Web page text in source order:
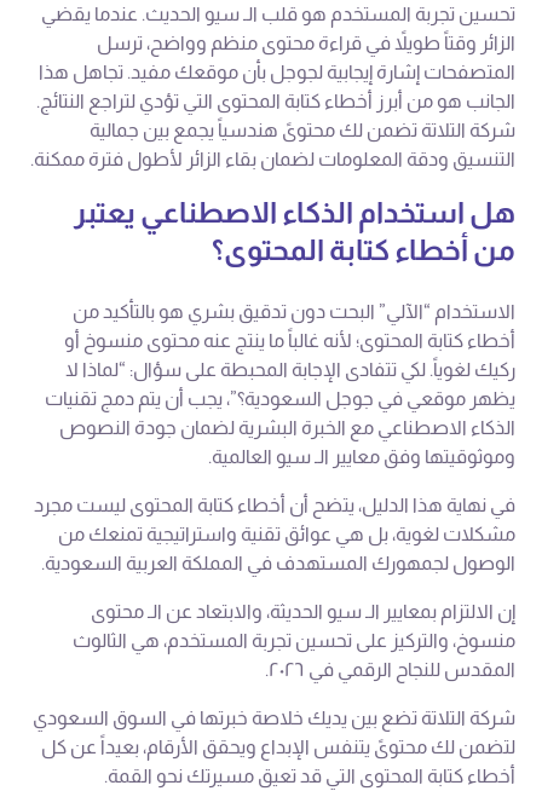
تحسين تجربة المستخدم هو قلب الـ سيو الحديث. عندما يقضي
الزائر وقتاً طويلاً في قراءة محتوى منظم وواضح، ترسل
المتصفحات إشارة إيجابية لجوجل بأن موقعك مفيد. تجاهل هذا
الجانب هو من أبرز أخطاء كتابة المحتوى التي تؤدي لتراجع النتائج.
شركة التلاتة تضمن لك محتوىً هندسياً يجمع بين جمالية
التنسيق ودقة المعلومات لضمان بقاء الزائر لأطول فترة ممكنة.
هل استخدام الذكاء الاصطناعي يعتبر
من أخطاء كتابة المحتوى؟
الاستخدام “الآلي” البحت دون تدقيق بشري هو بالتأكيد من
أخطاء كتابة المحتوى؛ لأنه غالباً ما ينتج عنه محتوى منسوخ أو
ركيك لغوياً. لكي تتفادى الإجابة المحبطة على سؤال: “لماذا لا
يظهر موقعي في جوجل السعودية؟”، يجب أن يتم دمج تقنيات
الذكاء الاصطناعي مع الخبرة البشرية لضمان جودة النصوص
وموثوقيتها وفق معايير الـ سيو العالمية.
في نهاية هذا الدليل، يتضح أن أخطاء كتابة المحتوى ليست مجرد
مشكلات لغوية، بل هي عوائق تقنية واستراتيجية تمنعك من
الوصول لجمهورك المستهدف في المملكة العربية السعودية.
إن الالتزام بمعايير الـ سيو الحديثة، والابتعاد عن الـ محتوى
منسوخ، والتركيز على تحسين تجربة المستخدم، هي الثالوث
المقدس للنجاح الرقمي في ٢٠٢٦.
شركة التلاتة تضع بين يديك خلاصة خبرتها في السوق السعودي
لتضمن لك محتوىً يتنفس الإبداع ويحقق الأرقام، بعيداً عن كل
أخطاء كتابة المحتوى التي قد تعيق مسيرتك نحو القمة.